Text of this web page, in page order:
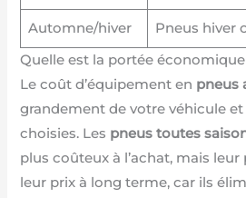
Automne/hiver
Pneus hiver
Quelle est la portée
Le coût d’équipement en pneus
grandement de votre véhicule
choisies. Les pneus toutes
plus coûteux à l’achat, mais
leur prix à long terme, car ils